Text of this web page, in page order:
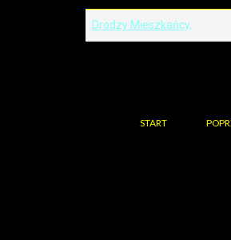
Drodzy Mieszkańcy,
START